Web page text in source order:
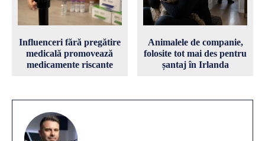
Influenceri fără pregătire
medicală promovează
medicamente riscante
Animalele de companie,
folosite tot mai des pentru
șantaj în Irlanda